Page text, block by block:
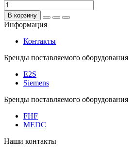
В корзину
Информация
Контакты
Бренды поставляемого оборудования
E2S
Siemens
Бренды поставляемого оборудования
FHF
MEDC
Наши контакты